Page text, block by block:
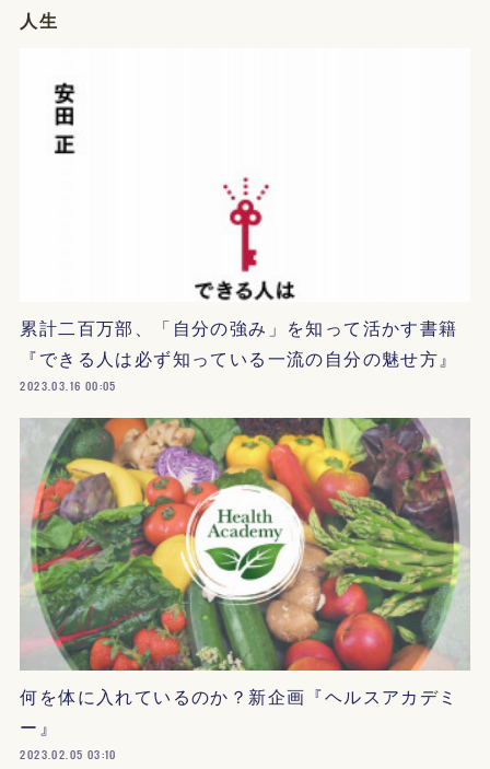
人生
累計二百万部、「自分の強み」を知って活かす書籍
『できる人は必ず知っている一流の自分の魅せ方』
2023.03.16 00:05
何を体に入れているのか？新企画『ヘルスアカデミ
ー』
2023.02.05 03:10